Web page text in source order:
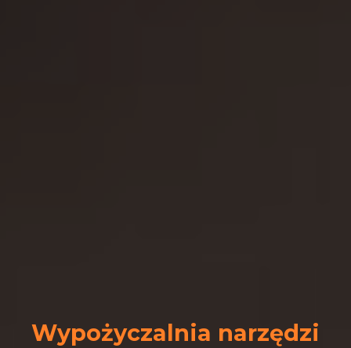
Wypożyczalnia narzędzi